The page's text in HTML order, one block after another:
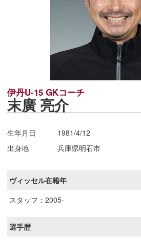
伊丹U-15 GKコーチ
末廣 亮介
生年月日
1981/4/12
出身地
兵庫県明石市
ヴィッセル在籍年
スタッフ：2005-
選手歴